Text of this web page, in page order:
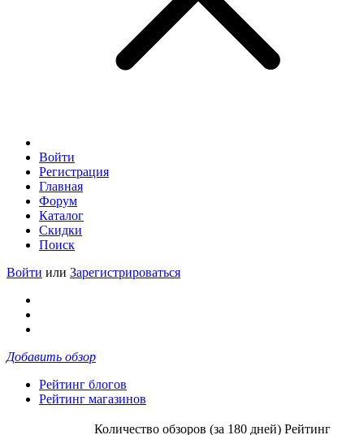
Войти
Регистрация
Главная
Форум
Каталог
Скидки
Поиск
Войти или Зарегистрироваться
Добавить обзор
Рейтинг блогов
Рейтинг магазинов
Количество обзоров (за 180 дней) Рейтинг